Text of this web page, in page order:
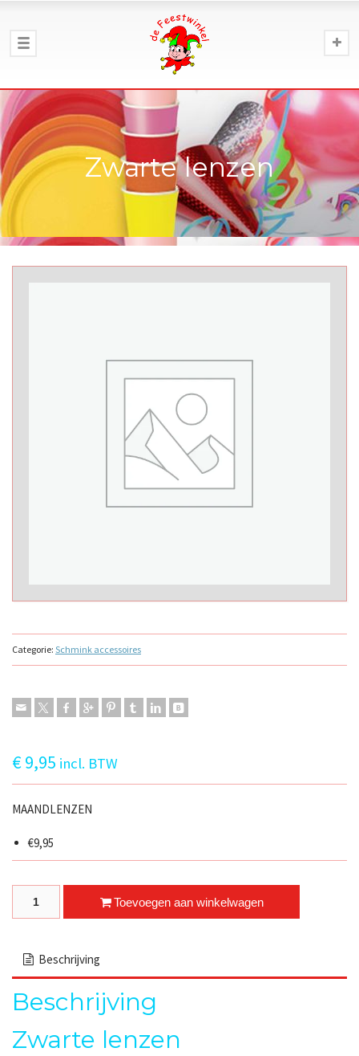
Zwarte lenzen
Categorie: Schmink accessoires
€9,95 incl. BTW
MAANDLENZEN
€9,95
Zwarte lenzen quantityToevoegen aan winkelwagen
Beschrijving
Beschrijving
Zwarte lenzen